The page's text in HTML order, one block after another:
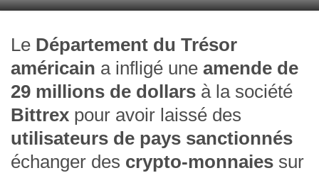
Le Département du Trésor
américain a infligé une amende de
29 millions de dollars à la société
Bittrex pour avoir laissé des
utilisateurs de pays sanctionnés
échanger des crypto-monnaies sur